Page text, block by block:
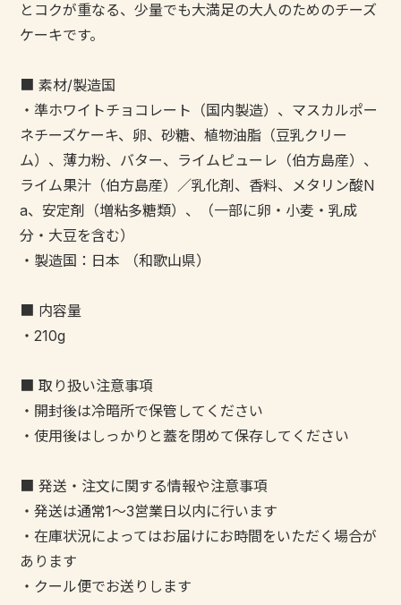
とコクが重なる、少量でも大満足の大人のためのチーズ
ケーキです。
■ 素材/製造国
・準ホワイトチョコレート（国内製造）、マスカルポー
ネチーズケーキ、卵、砂糖、植物油脂（豆乳クリー
ム）、薄力粉、バター、ライムピューレ（伯方島産）、
ライム果汁（伯方島産）／乳化剤、香料、メタリン酸N
a、安定剤（増粘多糖類）、（一部に卵・小麦・乳成
分・大豆を含む）
・製造国：日本 （和歌山県）
■ 内容量
・210g
■ 取り扱い注意事項
・開封後は冷暗所で保管してください
・使用後はしっかりと蓋を閉めて保存してください
■ 発送・注文に関する情報や注意事項
・発送は通常1〜3営業日以内に行います
・在庫状況によってはお届けにお時間をいただく場合が
あります
・クール便でお送りします